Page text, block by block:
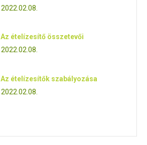
2022.02.08.
Az ételízesítő összetevői
2022.02.08.
Az ételízesítők szabályozása
2022.02.08.